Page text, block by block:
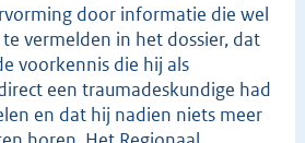
door informatie die wel
vermelden in het dossier, dat
voorkennis die hij als
een traumadeskundige had
en dat hij nadien niets meer